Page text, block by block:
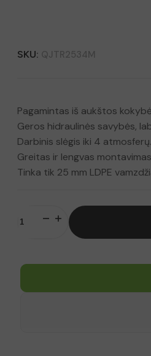
SKU: QJTR2534M
Pagamintas iš aukštos
Geros hidraulinės savybės,
Darbinis slėgis iki 4 atmosferų.
Greitas ir lengvas
Tinka tik 25 mm LDPE
kiekis:
mm
3/4”